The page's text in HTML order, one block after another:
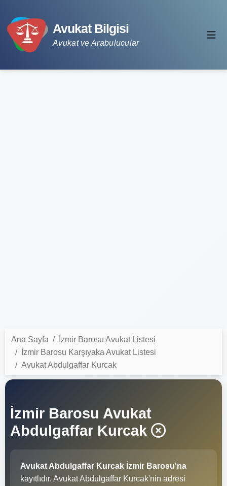
Avukat Bilgisi
Avukat ve Arabulucular
Ana Sayfa
İzmir Barosu Avukat Listesi
İzmir Barosu Karşıyaka Avukat Listesi
Avukat Abdulgaffar Kurcak
İzmir Barosu Avukat
Abdulgaffar Kurcak
Avukat Abdulgaffar Kurcak İzmir Barosu'na
kayıtlıdır. Avukat Abdulgaffar Kurcak'nin adresi